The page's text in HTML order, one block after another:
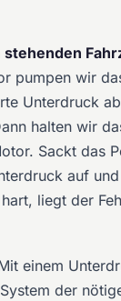
pumpen wir
Unterdruck
halten wir
Sackt das
auf
liegt der
einem
der